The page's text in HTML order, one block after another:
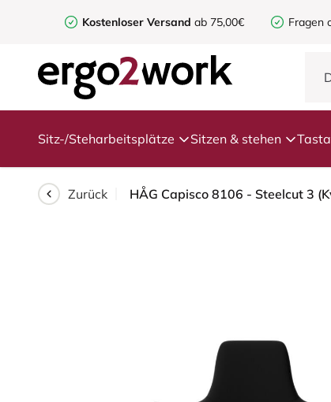
Kostenloser Versand ab 75,00€ Fragen
Sitz-/Steharbeitsplätze Sitzen & stehen
Zurück HÅG Capisco 8106 - Steelcut 3